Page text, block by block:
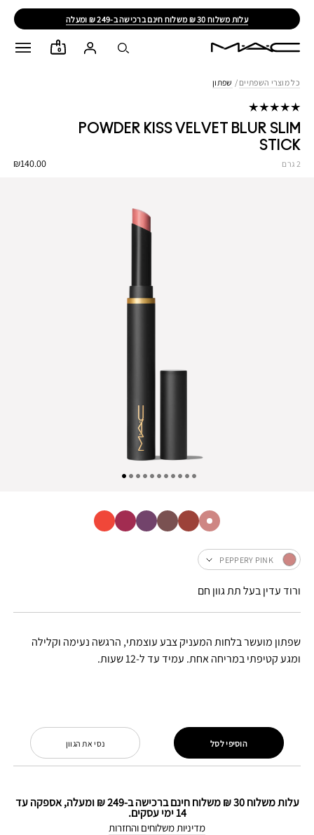
ALLAGES,ALLGENDERS,ALLRACES
0
כל מוצרי השפתיים / שפתון
POWDER KISS VELVET BLUR SLIM
STICK
₪140.00 2 גרם
שפתון מועשר בלחות המעניק צבע עוצמתי, הרגשה נעימה וקלילה
ומגע קטיפתי במריחה אחת. עמיד עד ל-12 שעות.
PEPPERY PINK
ורוד עדין בעל תת גוון חם
נסי את הגוון הוסיפי לסל
עלות משלוח 30 ₪ משלוח חינם ברכישה ב-249 ₪ ומעלה, אספקה עד
14 ימי עסקים.
מדיניות משלוחים והחזרות